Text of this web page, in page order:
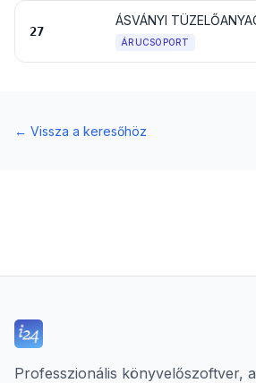
27
ÁRUCSOPORT
← Vissza a keresőhöz
Professzionális könyvelőszoftver,